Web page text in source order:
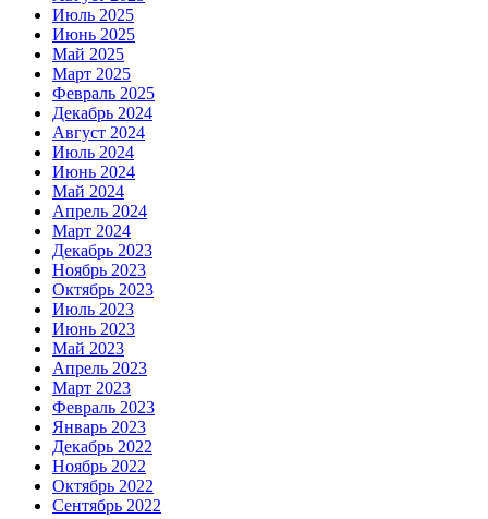
Июль 2025
Июнь 2025
Май 2025
Март 2025
Февраль 2025
Декабрь 2024
Август 2024
Июль 2024
Июнь 2024
Май 2024
Апрель 2024
Март 2024
Декабрь 2023
Ноябрь 2023
Октябрь 2023
Июль 2023
Июнь 2023
Май 2023
Апрель 2023
Март 2023
Февраль 2023
Январь 2023
Декабрь 2022
Ноябрь 2022
Октябрь 2022
Сентябрь 2022